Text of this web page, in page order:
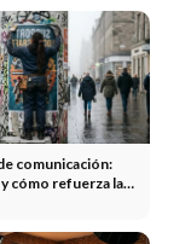
comunicación:
y cómo refuerza las